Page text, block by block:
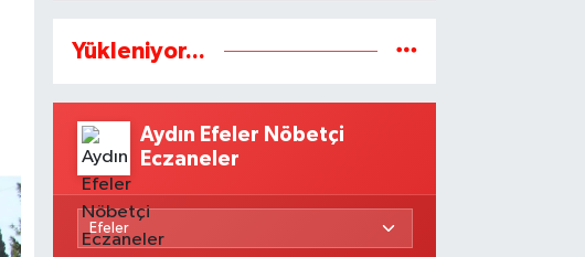
Yükleniyor...
Aydın Efeler Nöbetçi
Eczaneler